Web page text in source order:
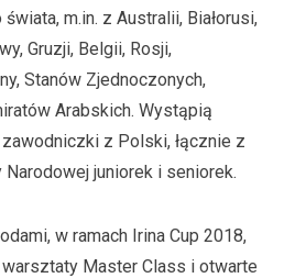
m.in. z Australii, Białorusi,
Gruzji, Belgii, Rosji,
Stanów Zjednoczonych,
Arabskich. Wystąpią
z Polski, łącznie z
Narodowej juniorek i seniorek.
w ramach Irina Cup 2018,
Master Class i otwarte